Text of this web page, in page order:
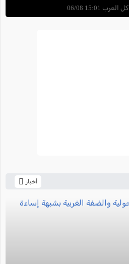
والتوتر في الجنوب
كل العرب 15:01 06/08
أخبار